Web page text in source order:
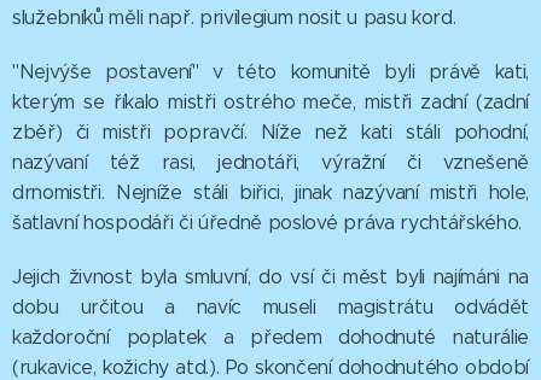
služebníků měli např. privilegium nosit u pasu kord.
"Nejvýše postavení" v této komunitě byli právě kati,
kterým se říkalo mistři ostrého meče, mistři zadní (zadní
zběř) či mistři popravčí. Níže než kati stáli pohodní,
nazývaní též rasi, jednotáři, výražní či vznešeně
drnomistři. Nejníže stáli biřici, jinak nazývaní mistři hole,
šatlavní hospodáři či úředně poslové práva rychtářského.
Jejich živnost byla smluvní, do vsí či měst byli najímáni na
dobu určitou a navíc museli magistrátu odvádět
každoroční poplatek a předem dohodnuté naturálie
(rukavice, kožichy atd.). Po skončení dohodnutého období